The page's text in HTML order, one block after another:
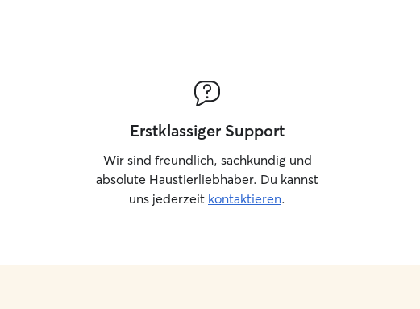
Erstklassiger Support
Wir sind freundlich, sachkundig und
absolute Haustierliebhaber. Du kannst
uns jederzeit kontaktieren.